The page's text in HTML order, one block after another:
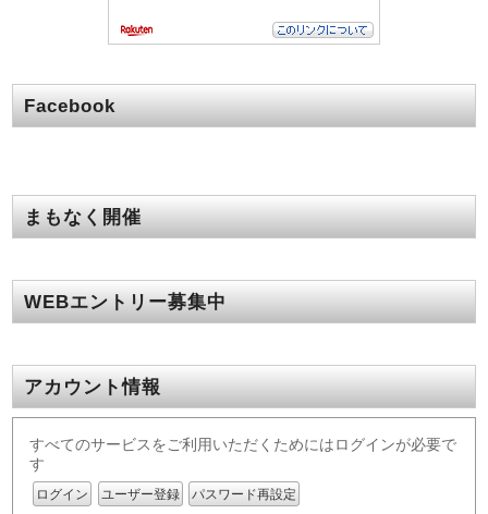
Facebook
まもなく開催
WEBエントリー募集中
アカウント情報
すべてのサービスをご利用いただくためにはログインが必要で
す
ログイン ユーザー登録 パスワード再設定